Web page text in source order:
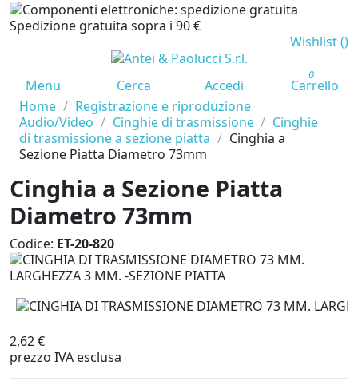
Spedizione gratuita sopra i 90 €
Wishlist ()
Menu Cerca Accedi
0
Carrello
Home
Registrazione e riproduzione
Audio/Video
Cinghie di trasmissione
Cinghie
di trasmissione a sezione piatta
Cinghia a
Sezione Piatta Diametro 73mm
Cinghia a Sezione Piatta
Diametro 73mm
Codice: ET-20-820
2,62 €
prezzo IVA esclusa